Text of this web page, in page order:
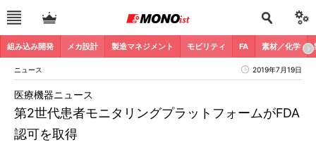
組み込み開発 メカ設計 製造マネジメント モビリティ FA 素材／化学
ニュース 2019年7月19日
第2世代患者モニタリングプラットフォームがFDA
認可を取得
医療機器ニュース